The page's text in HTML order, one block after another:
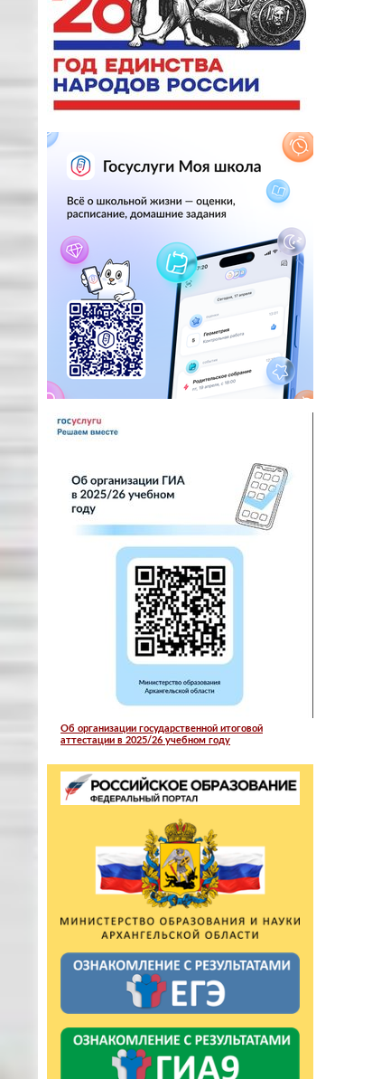
Об организации государственной итоговой
аттестации в 2025/26 учебном году